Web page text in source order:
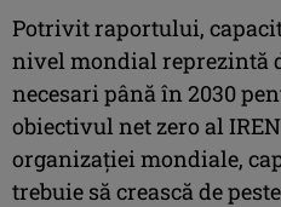
Potrivit raportului,
nivel mondial reprezintă
necesari până în 2030
obiectivul net zero al
organizației mondiale,
trebuie să crească de